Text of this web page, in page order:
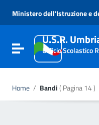
Vai al menu di
Vai al footer
Ministero dell'Istruzione e
Attiva / disattiva la
U.S.R.
Ufficio Scolastico
Home / Bandi( Pagina 14 )